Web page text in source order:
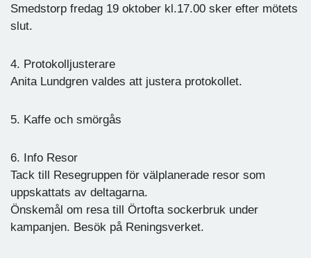
Smedstorp fredag 19 oktober kl.17.00 sker efter mötets
slut.
4. Protokolljusterare
Anita Lundgren valdes att justera protokollet.
5. Kaffe och smörgås
6. Info Resor
Tack till Resegruppen för välplanerade resor som
uppskattats av deltagarna.
Önskemål om resa till Örtofta sockerbruk under
kampanjen. Besök på Reningsverket.